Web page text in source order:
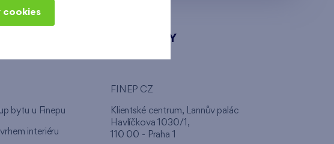
bytu u Finepu
interiéru
KONTAKTY
FINEP CZ
Klientské centrum, Lannův palác
Havlíčkova 1030/1,
110 00 - Praha 1
cookies